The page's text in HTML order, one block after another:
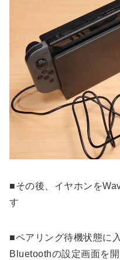
■その後、イヤホンを
す
■ペアリング待機状態に
Bluetoothの設定画面を